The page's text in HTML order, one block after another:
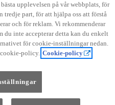
Automat
mer
upplevelsen på vår webbplats, för
tredje part, för att hjälpa oss att förstå
och för reklam. Vi rekommenderar
du inte accepterar detta kan du enkelt
för cookie-inställningar nedan.
policy. Cookie-policy